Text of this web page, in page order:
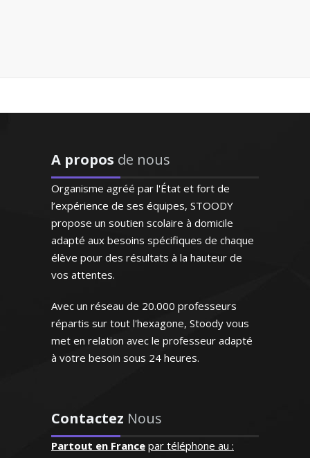
Madame R.Y (Saint Cloud, élève
en cinquième)
"Professeur consciencieux,
proche de l'élève, patient,
disponible. J'aurai recours
à son aide dès que ça sera
nécessaire"
d'ingénieur en sciences informatiques.
élèves ou bien les préparer aux examens
Monsieur H. Stéphane – Ingénieur
Diplômé d'un DESS droit des
entreprises commerciales, j’enseigne au
sein des universités. À l'écoute et doté du
pour y répondre efficacement
A propos de nous
Organisme agréé par l'État et fort de
l’expérience de ses équipes, STOODY
propose un soutien scolaire à domicile
adapté aux besoins spécifiques de chaque
élève pour des résultats à la hauteur de
vos attentes.
Avec un réseau de 20.000 professeurs
répartis sur tout l'hexagone, Stoody vous
met en relation avec le professeur adapté
à votre besoin sous 24 heures.
Contactez Nous
Partout en France par téléphone au :